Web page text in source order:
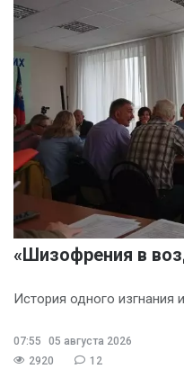
«Шизофрения в
История одного изгнания
07:55
05 августа 2026
2920
12